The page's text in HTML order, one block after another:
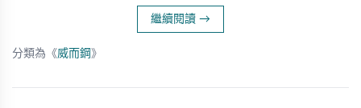
繼續閱讀 →
分類為《威而鋼 》